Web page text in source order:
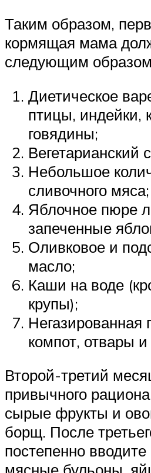
Таким образом,
кормящая мама
следующим
Диетическое
птицы, индейки,
говядины;
Вегетарианский
Небольшое
сливочного мяса;
Яблочное пюре
запеченные
Оливковое и
масло;
Каши на воде
крупы);
Негазированная
компот, отвары
Второй-третий
привычного
сырые фрукты и
борщ. После
постепенно